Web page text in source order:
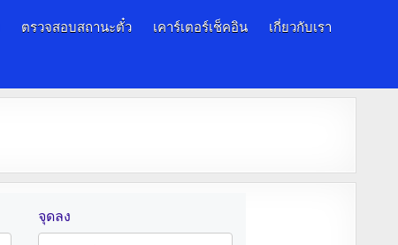
ตรวจสอบสถานะตั๋ว เคาร์เตอร์เช็คอิน
เกี่ยวกับเรา